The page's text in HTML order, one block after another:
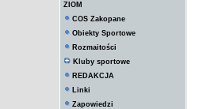
ZIOM
COS Zakopane
Obiekty Sportowe
Rozmaitości
Kluby sportowe
REDAKCJA
Linki
Zapowiedzi